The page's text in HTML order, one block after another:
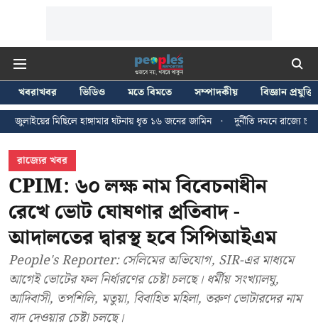
খবরাখবর ভিডিও মতে বিমতে সম্পাদকীয়
বিজ্ঞান প্রযুক্তি
হাঙ্গামার ঘটনায় ধৃত ১৬ জনের জামিন
দুর্নীতি দমনে রাজ্যে চালু চার টোল ফ্রি
রাজ্যের খবর
CPIM: ৬০ লক্ষ নাম বিবেচনাধীন
রেখে ভোট ঘোষণার প্রতিবাদ -
আদালতের দ্বারস্থ হবে সিপিআইএম
People's Reporter: সেলিমের অভিযোগ, SIR-এর মাধ্যমে
আগেই ভোটের ফল নির্ধারণের চেষ্টা চলছে। ধর্মীয় সংখ্যালঘু,
আদিবাসী, তপশিলি, মতুয়া, বিবাহিত মহিলা, তরুণ ভোটারদের নাম
বাদ দেওয়ার চেষ্টা চলছে।